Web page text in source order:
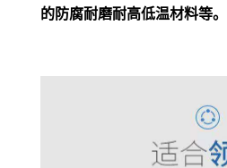
的防腐耐磨耐高低温材料等。